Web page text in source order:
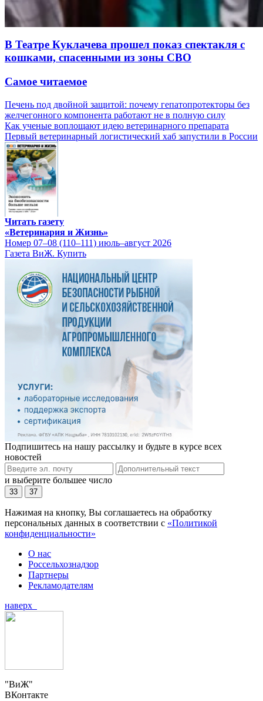
В Театре Куклачева прошел показ спектакля с
кошками, спасенными из зоны СВО
Самое читаемое
Печень под двойной защитой: почему гепатопротекторы без
желчегонного компонента работают не в полную силу
Как ученые воплощают идею ветеринарного препарата
Первый ветеринарный логистический хаб запустили в России
Читать газету
«Ветеринария и Жизнь»
Номер 07–08 (110–111) июль–август 2026
Газета ВиЖ. Купить
Подпишитесь на нашу рассылку и будьте в курсе всех
новостей
и выберите большее число
33 37
Нажимая на кнопку, Вы соглашаетесь на обработку
персональных данных в соответствии с «Политикой
конфиденциальности»
О нас
Россельхознадзор
Партнеры
Рекламодателям
наверх
"ВиЖ"
ВКонтакте